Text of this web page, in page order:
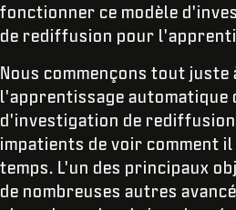
fonctionner ce modèle
de rediffusion pour
Nous commençons tout
l'apprentissage automatique
d'investigation de
impatients de voir comment
temps. L'un des principaux
de nombreuses autres